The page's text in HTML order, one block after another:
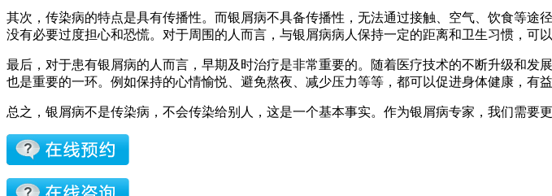
其次，传染病的特点是具有传播性。而银屑病不具备传播性，无法通过接触、空气、饮食等
没有必要过度担心和恐慌。对于周围的人而言，与银屑病病人保持一定的距离和卫生习惯，可
最后，对于患有银屑病的人而言，早期及时治疗是非常重要的。随着医疗技术的不断升级和
也是重要的一环。例如保持的心情愉悦、避免熬夜、减少压力等等，都可以促进身体健康，有益
总之，银屑病不是传染病，不会传染给别人，这是一个基本事实。作为银屑病专家，我们需要